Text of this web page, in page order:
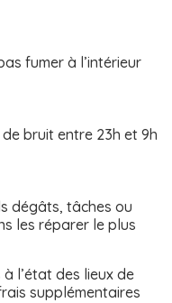
fumer à l’intérieur
bruit entre 23h et 9h
dégâts, tâches ou
les réparer le plus
l’état des lieux de
supplémentaires